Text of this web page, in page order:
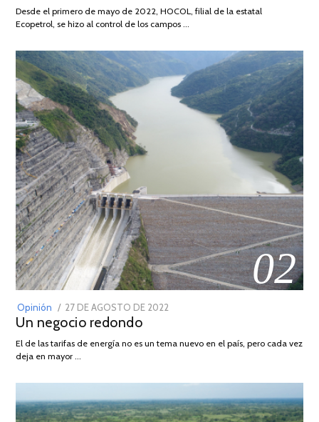
2026
Desde el primero de mayo de 2022, HOCOL, filial de la estatal
Ecopetrol, se hizo al control de los campos …
02
Opinión
POSTED
ON
27 DE AGOSTO DE 2022
DE
Un negocio redondo
El de las tarifas de energía no es un tema nuevo en el país, pero cada vez
deja en mayor …